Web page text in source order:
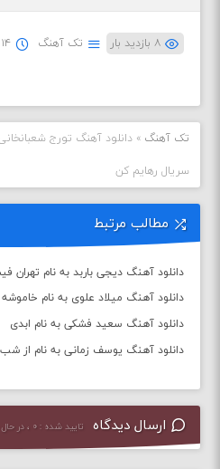
۸ بازدید بار تک آهنگ ۱۴ اردیبهشت ۱۴۰۲
تک آهنگ »دانلود آهنگ تورج
سریال رهایم کن
مطالب مرتبط
دانلود آهنگ دیجی باربد به نام تهران فیت ۵۵
دانلود آهنگ میلاد علوی به نام
دانلود آهنگ سعید فشکی به نام ابدی
دانلود آهنگ یوسف زمانی به نام از
ارسال دیدگاه تایید شده : ۰ ، در حال بررسی : ۰ ، مجموع : ۰ نظر